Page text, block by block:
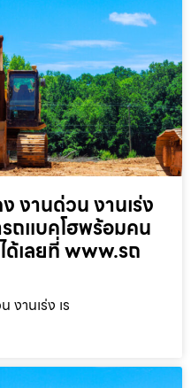
งานด่วน งานเร่ง
ถแบคโฮพร้อมคน
เลยที่ www.รถ
านเร่ง เร